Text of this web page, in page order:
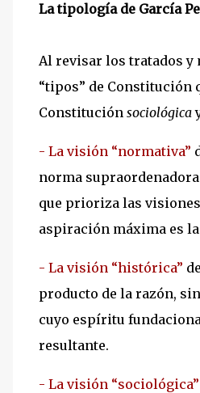
La tipología de García
Al revisar los tratados y
“tipos” de Constitución
Constitución sociológica
- La visión “normativa”
norma
que prioriza las
aspiración máxima es
- La visión “histórica”
producto de la razón,
cuyo espíritu
resultante.
- La visión “sociológica”